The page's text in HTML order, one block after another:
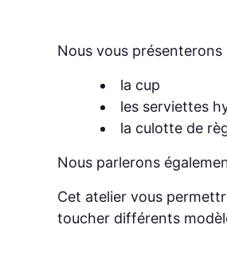
Nous vous
la cup
les serviettes
la culotte de
Nous parlerons
Cet atelier vous
toucher différents